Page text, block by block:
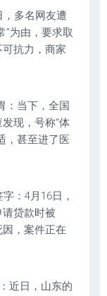
多名网友遭
”为由，要求取
抗力，商家
：当下，全国
现，号称“体
，甚至进了医
：4月16日，
贷款时被
，案件正在
近日，山东的